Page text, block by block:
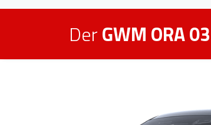
DerGWM ORA 03